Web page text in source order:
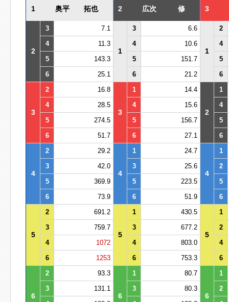
1 奥平 拓也 2 広次 修 3
2
3 7.1
1
3 6.6
1
2
4
11.3 4 10.6
4
5
143.3 5 151.7
5
6
25.1 6 21.2 6
3
2 16.8
3
1 14.4
2
1
4
28.5 4 15.6
4
5
274.5 5 156.7
5
6
51.7 6 27.1 6
4
2 29.2
4
1 24.7
4
1
3
42.0 3 25.6
2
5
369.9 5 223.5
5
6
73.9 6 51.9 6
5
2 691.2
5
1 430.5
5
1
3
759.7 3 677.2
2
4
1072 4 803.0
4
6
1253 6 753.3 6
6
2 93.3
6
1 80.7
6
1
3
131.1 3 80.3
2